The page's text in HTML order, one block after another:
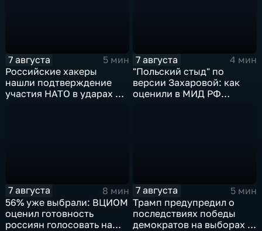
7 августа
5 мин
Российские хакеры
нашли подтверждение
участия НАТО в ударах по
7 августа
4 мин
"Польский стыд" по
версии Захаровой: как
оценили в МИД РФ
7 августа
8 мин
56% уже выбрали: ВЦИОМ
оценил готовность
россиян голосовать на
7 августа
5 мин
Трамп предупредил о
последствиях победы
демократов на выборах в